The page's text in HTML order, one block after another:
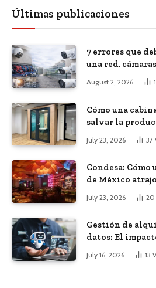
Últimas publicaciones
7 errores que
una red,
tecnológicos en
August 2, 2026
Cómo una
salvar la
July 23, 2026 37
Condesa:
de México
remotos de
July 23, 2026 20
Gestión de
datos: El
July 16, 2026 13